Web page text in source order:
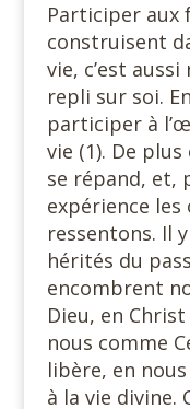
Participer aux
construisent
vie, c’est
repli sur soi.
participer à
vie (1). De
se répand, et,
expérience
ressentons. Il
hérités du
encombrent
Dieu, en
nous comme
libère, en
à la vie divine.